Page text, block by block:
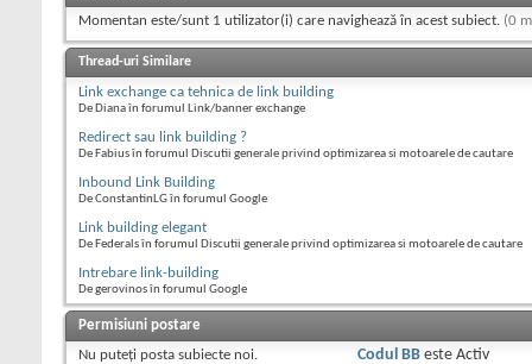
Momentan este/sunt 1 utilizator(i) care navighează în acest subiect. (0
Thread-uri Similare
Link exchange ca tehnica de link building
De Diana în forumul Link/banner exchange
Redirect sau link building ?
De Fabius în forumul Discutii generale privind optimizarea si motoarele de cautare
Inbound Link Building
De ConstantinLG în forumul Google
Link building elegant
De Federals în forumul Discutii generale privind optimizarea si motoarele de cautare
Intrebare link-building
De gerovinos în forumul Google
Permisiuni postare
Nu puteţi posta subiecte noi.
Codul BBeste Activ